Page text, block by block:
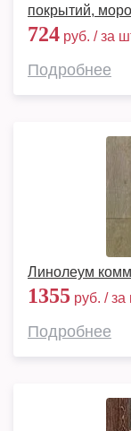
покрытий,
724 руб. / за
Подробнее
Линолеум
1355 руб. / за
Подробнее